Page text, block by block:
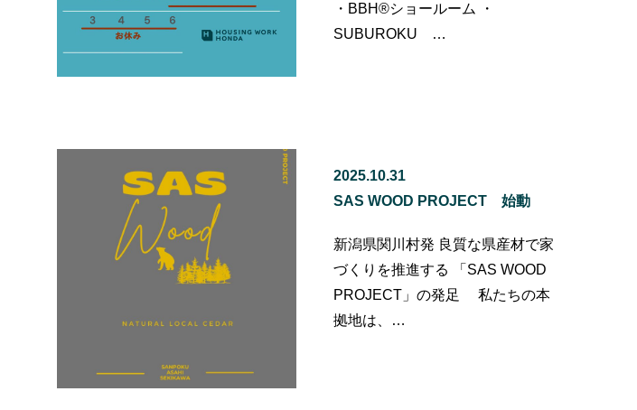
・BBH®ショールーム ・
SUBUROKU …
2025.10.31
SAS WOOD PROJECT 始動
新潟県関川村発 良質な県産材で家
づくりを推進する 「SAS WOOD
PROJECT」の発足 私たちの本
拠地は、…